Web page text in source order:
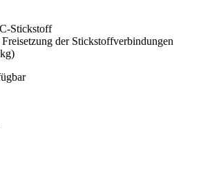
Stickstoff
Freisetzung der Stickstoffverbindungen